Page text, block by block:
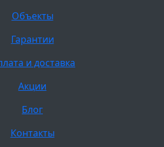
Объекты
Гарантии
и доставка
Акции
Блог
Контакты